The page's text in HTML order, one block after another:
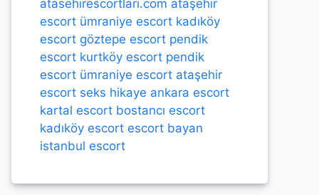
atasehirescortlari.com ataşehir
escort ümraniye escort kadıköy
escort göztepe escort pendik
escort kurtköy escort pendik
escort ümraniye escort ataşehir
escort seks hikaye ankara escort
kartal escort bostancı escort
kadıköy escort escort bayan
istanbul escort